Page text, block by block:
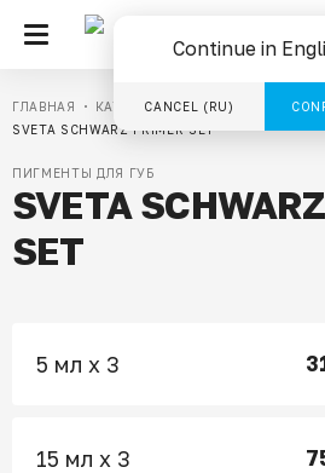
Continue in
CANCEL (RU)
ГЛАВНАЯ КАТАЛОГ
ПИГМЕНТЫ ДЛЯ
SVETA SCHWARZ PRIMER SET
ПИГМЕНТЫ ДЛЯ ГУБ
SVETA
SET
5 мл х 3
15 мл х 3